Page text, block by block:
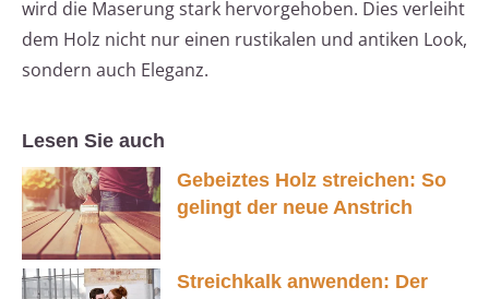
wird die Maserung stark hervorgehoben. Dies verleiht
dem Holz nicht nur einen rustikalen und antiken Look,
sondern auch Eleganz.
Lesen Sie auch
Gebeiztes Holz streichen: So
gelingt der neue Anstrich
Streichkalk anwenden: Der